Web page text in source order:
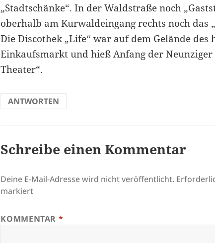
„Stadtschänke“. In der Waldstraße noch
oberhalb am Kurwaldeingang rechts noch das
Die Discothek „Life“ war auf dem Gelände des
Einkaufsmarkt und hieß Anfang der Neunziger
Theater“.
ANTWORTEN
Schreibe einen Kommentar
Deine E-Mail-Adresse wird nicht veröffentlicht.
markiert
KOMMENTAR *